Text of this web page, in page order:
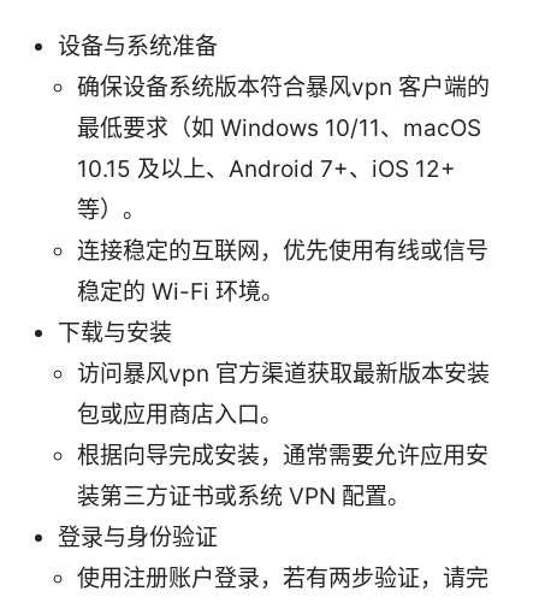
设备与系统准备
确保设备系统版本符合暴风vpn 客户端的
最低要求（如 Windows 10/11、macOS
10.15 及以上、Android 7+、iOS 12+
等）。
连接稳定的互联网，优先使用有线或信号
稳定的 Wi-Fi 环境。
下载与安装
访问暴风vpn 官方渠道获取最新版本安装
包或应用商店入口。
根据向导完成安装，通常需要允许应用安
装第三方证书或系统 VPN 配置。
登录与身份验证
使用注册账户登录，若有两步验证，请完